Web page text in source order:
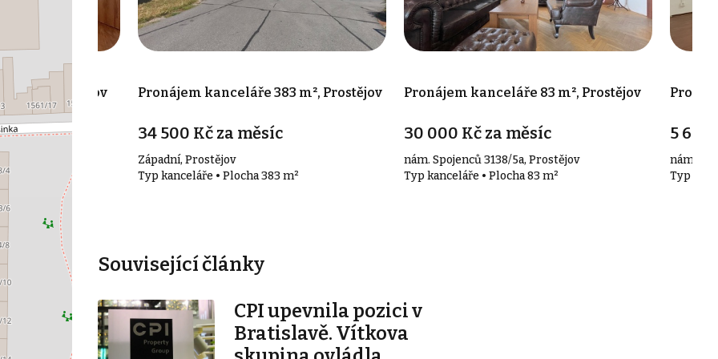
m², Prostějov
m²
Pronájem kanceláře 383 m², Prostějov
34 500 Kč za měsíc
Západní, Prostějov
Typ kanceláře • Plocha 383 m²
Pronájem kanceláře 83 m², Prostějov
30 000 Kč za měsíc
nám. Spojenců 3138/5a, Prostějov
Typ kanceláře • Plocha 83 m²
5 650
nám.
Typ
Související články
CPI upevnila pozici v
Bratislavě. Vítkova